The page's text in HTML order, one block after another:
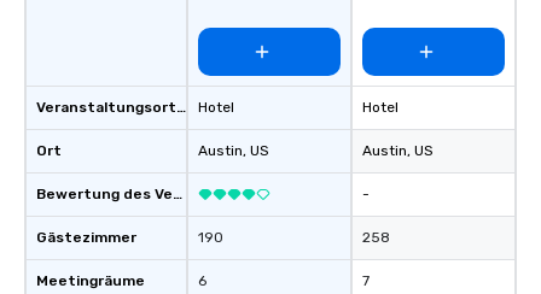
Veranstaltungsortstyp
Ort
Bewertung des Veranstaltungsortes
Gästezimmer
Meetingräume
Hotel
Austin, US
190
6
Hotel
Austin, US
-
258
7